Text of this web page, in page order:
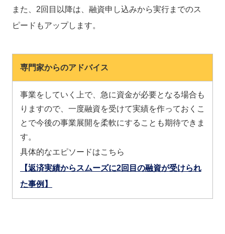
また、2回目以降は、融資申し込みから実行までのス
ピードもアップします。
専門家からのアドバイス
事業をしていく上で、急に資金が必要となる場合も
りますので、一度融資を受けて実績を作っておくこ
とで今後の事業展開を柔軟にすることも期待できま
す。
具体的なエピソードはこちら
【返済実績からスムーズに2回目の融資が受けられ
た事例】